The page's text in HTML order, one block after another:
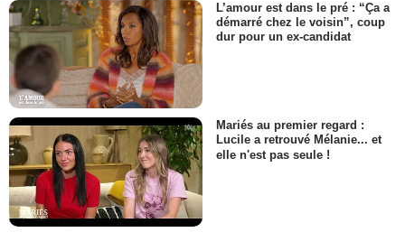
L’amour est dans le pré : “Ça a
démarré chez le voisin”, coup
dur pour un ex-candidat
Mariés au premier regard :
Lucile a retrouvé Mélanie... et
elle n'est pas seule !